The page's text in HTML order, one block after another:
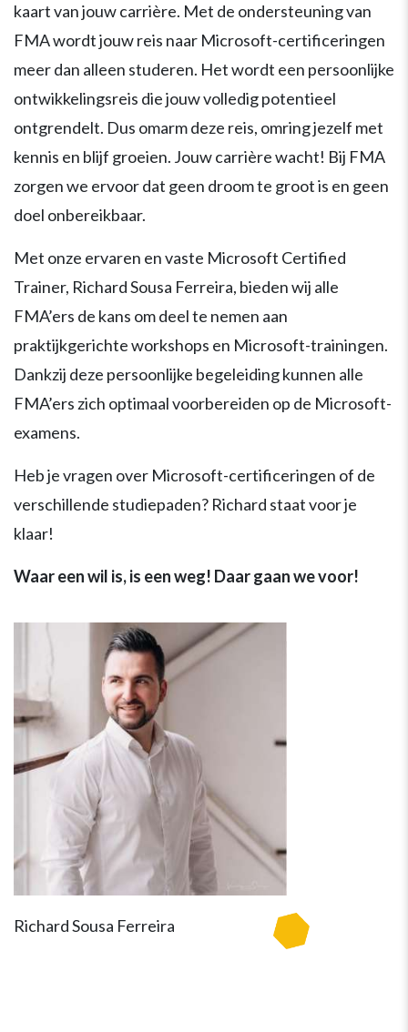
kaart van jouw carrière. Met de ondersteuning van
FMA wordt jouw reis naar Microsoft-certificeringen
meer dan alleen studeren. Het wordt een persoonlijke
ontwikkelingsreis die jouw volledig potentieel
ontgrendelt. Dus omarm deze reis, omring jezelf met
kennis en blijf groeien. Jouw carrière wacht! Bij FMA
zorgen we ervoor dat geen droom te groot is en geen
doel onbereikbaar.
Met onze ervaren en vaste Microsoft Certified
Trainer, Richard Sousa Ferreira, bieden wij alle
FMA’ers de kans om deel te nemen aan
praktijkgerichte workshops en Microsoft-trainingen.
Dankzij deze persoonlijke begeleiding kunnen alle
FMA’ers zich optimaal voorbereiden op de Microsoft-
examens.
Heb je vragen over Microsoft-certificeringen of de
verschillende studiepaden? Richard staat voor je
klaar!
Waar een wil is, is een weg! Daar gaan we voor!
Richard Sousa Ferreira